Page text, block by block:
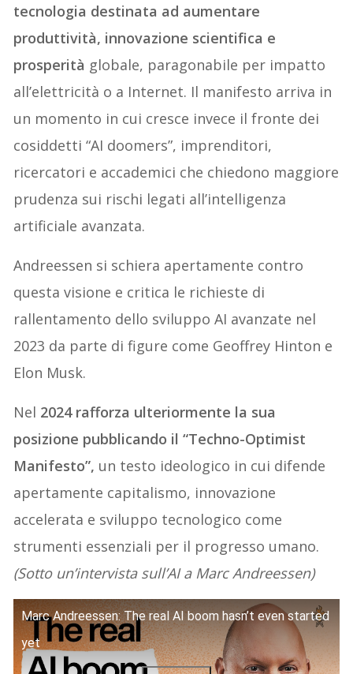
tecnologia destinata ad aumentare
produttività, innovazione scientifica e
prosperità globale, paragonabile per impatto
all’elettricità o a Internet. Il manifesto arriva in
un momento in cui cresce invece il fronte dei
cosiddetti “AI doomers”, imprenditori,
ricercatori e accademici che chiedono maggiore
prudenza sui rischi legati all’intelligenza
artificiale avanzata.
Andreessen si schiera apertamente contro
questa visione e critica le richieste di
rallentamento dello sviluppo AI avanzate nel
2023 da parte di figure come Geoffrey Hinton e
Elon Musk.
Nel 2024 rafforza ulteriormente la sua
posizione pubblicando il “Techno-Optimist
Manifesto”, un testo ideologico in cui difende
apertamente capitalismo, innovazione
accelerata e sviluppo tecnologico come
strumenti essenziali per il progresso umano.
(Sotto un’intervista sull’AI a Marc Andreessen)
Marc Andreessen: The real AI boom hasn’t even started
yet